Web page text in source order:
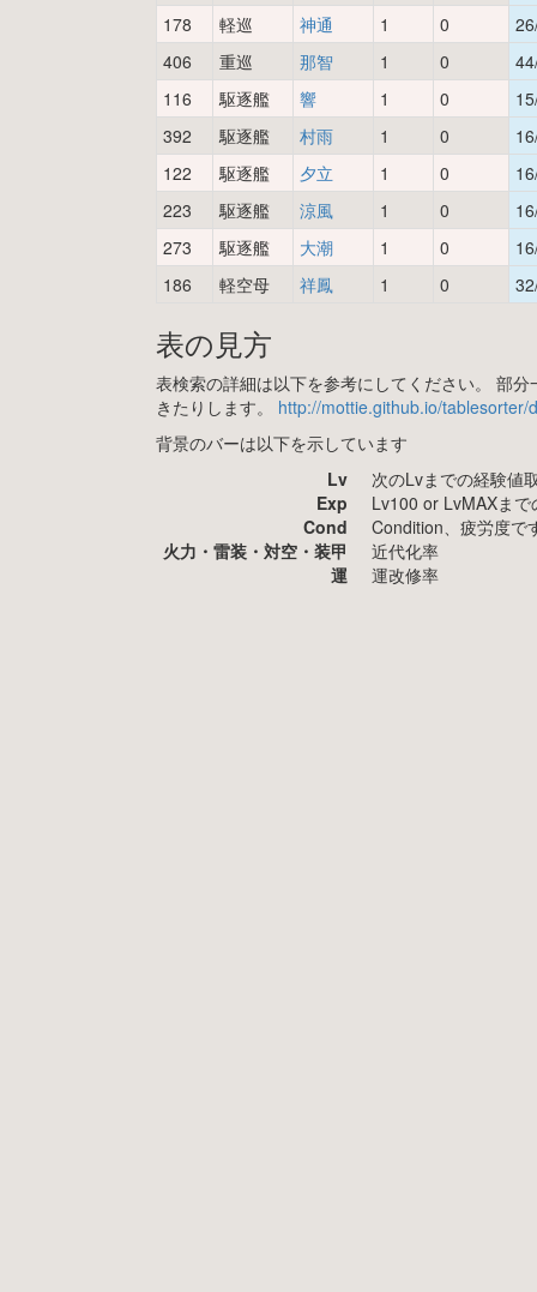
178
軽巡 神通 1 0
406
重巡 那智 1 0
116
駆逐艦 響 1 0
392
駆逐艦 村雨 1 0
122
駆逐艦 夕立 1 0
223
駆逐艦 涼風 1 0
273
駆逐艦 大潮 1 0
186
軽空母 祥鳳 1 0
表の見方
表検索の詳細は以下を参考にしてください。 部
きたりします。 http://mottie.github.io/
背景のバーは以下を示しています
Lv
次のLvまでの経験値
Exp
Lv100 or LvMAXま
Cond
Condition、疲労度で
火力・雷装・対空・装甲
近代化率
運
運改修率